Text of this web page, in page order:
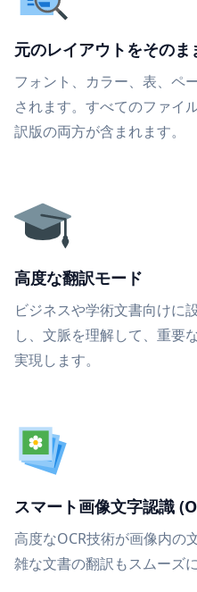
元のレイアウトをそのま
フォント、カラー、表、ペ
されます。すべてのファイ
訳版の両方が含まれます。
高度な翻訳モード
ビジネスや学術文書向けに
し、文脈を理解して、重要
実現します。
スマート画像文字認識
高度なOCR技術が画像内の
雑な文書の翻訳もスムーズに